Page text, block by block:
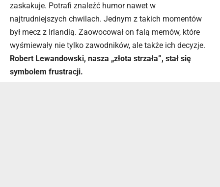
zaskakuje. Potrafi znaleźć humor nawet w
najtrudniejszych chwilach. Jednym z takich momentów
był mecz z Irlandią. Zaowocował on falą memów, które
wyśmiewały nie tylko zawodników, ale także ich decyzje.
Robert Lewandowski, nasza „złota strzała”, stał się
symbolem frustracji.